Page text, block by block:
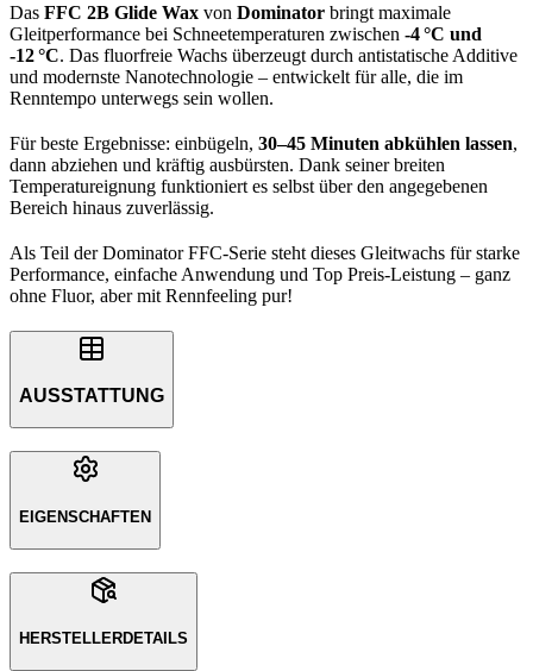
Das FFC 2B Glide Wax von Dominator bringt maximale
Gleitperformance bei Schneetemperaturen zwischen -4 °C und
-12 °C. Das fluorfreie Wachs überzeugt durch antistatische Additive
und modernste Nanotechnologie – entwickelt für alle, die im
Renntempo unterwegs sein wollen.
Für beste Ergebnisse: einbügeln, 30–45 Minuten abkühlen lassen,
dann abziehen und kräftig ausbürsten. Dank seiner breiten
Temperatureignung funktioniert es selbst über den angegebenen
Bereich hinaus zuverlässig.
Als Teil der Dominator FFC-Serie steht dieses Gleitwachs für starke
Performance, einfache Anwendung und Top Preis-Leistung – ganz
ohne Fluor, aber mit Rennfeeling pur!
AUSSTATTUNG
EIGENSCHAFTEN
HERSTELLERDETAILS